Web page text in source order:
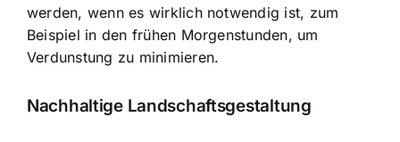
werden, wenn es wirklich notwendig ist, zum
Beispiel in den frühen Morgenstunden, um
Verdunstung zu minimieren.
Nachhaltige Landschaftsgestaltung